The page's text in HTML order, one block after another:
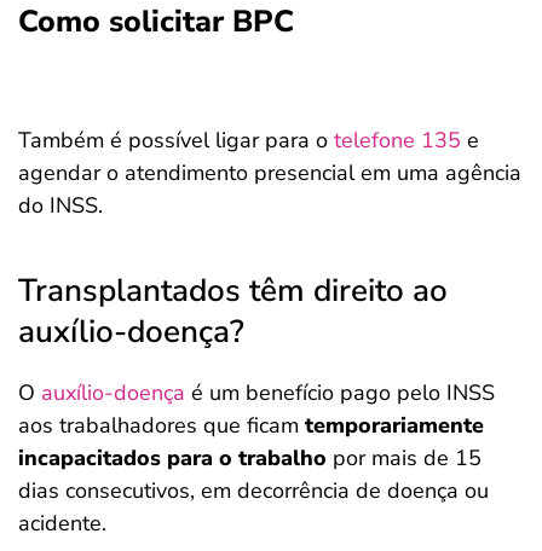
Como solicitar BPC
Também é possível ligar para o telefone 135 e
agendar o atendimento presencial em uma agência
do INSS.
Transplantados têm direito ao
auxílio-doença?
O auxílio-doença é um benefício pago pelo INSS
aos trabalhadores que ficam temporariamente
incapacitados para o trabalho por mais de 15
dias consecutivos, em decorrência de doença ou
acidente.